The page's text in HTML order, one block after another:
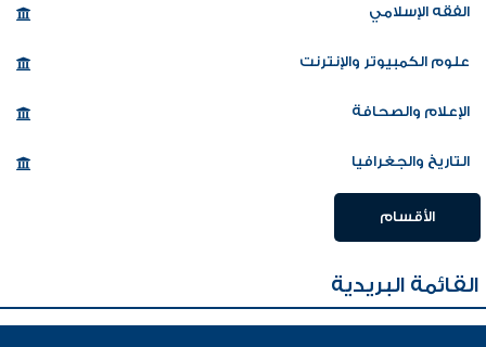
الفقه الإسلامي
علوم الكمبيوتر والإنترنت
الإعلام والصحافة
التاريخ والجغرافيا
الأقسام
القائمة البريدية